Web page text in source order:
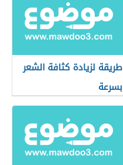
طريقة لزيادة كثافة الشعر
بسرعة